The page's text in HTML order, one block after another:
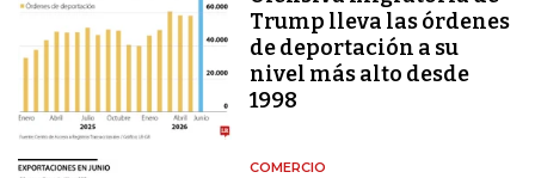
Trump lleva las órdenes
de deportación a su
nivel más alto desde
1998
COMERCIO